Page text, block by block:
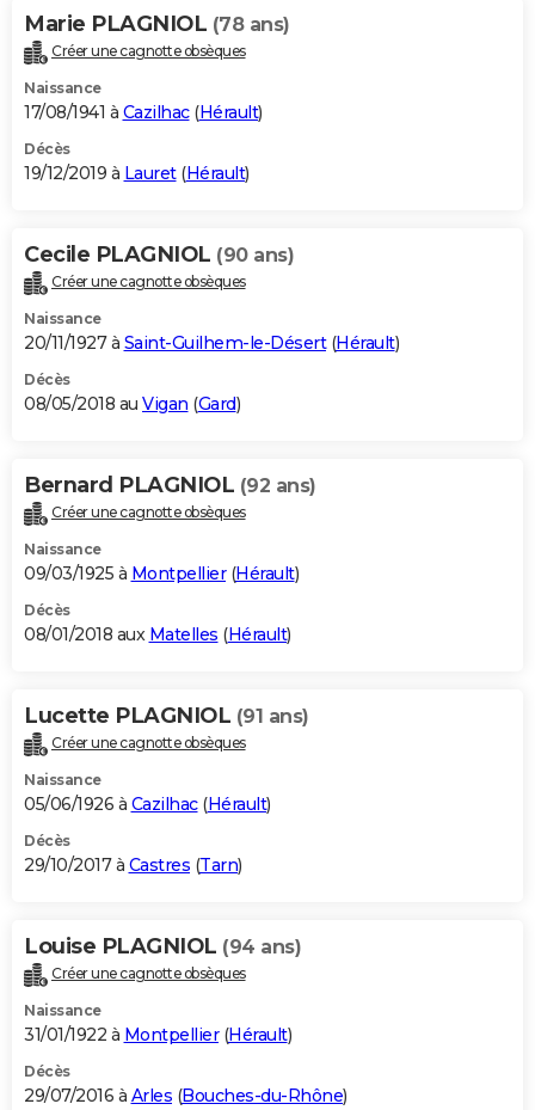
Marie PLAGNIOL (78 ans)
Créer une cagnotte obsèques
Naissance
17/08/1941 à Cazilhac(Hérault)
Décès
19/12/2019 à Lauret(Hérault)
Cecile PLAGNIOL (90 ans)
Créer une cagnotte obsèques
Naissance
20/11/1927 à Saint-Guilhem-le-Désert(Hérault)
Décès
08/05/2018 au Vigan (Gard)
Bernard PLAGNIOL (92 ans)
Créer une cagnotte obsèques
Naissance
09/03/1925 à Montpellier(Hérault)
Décès
08/01/2018 aux Matelles (Hérault)
Lucette PLAGNIOL (91 ans)
Créer une cagnotte obsèques
Naissance
05/06/1926 à Cazilhac(Hérault)
Décès
29/10/2017 à Castres (Tarn)
Louise PLAGNIOL (94 ans)
Créer une cagnotte obsèques
Naissance
31/01/1922 à Montpellier(Hérault)
Décès
29/07/2016 à Arles (Bouches-du-Rhône)